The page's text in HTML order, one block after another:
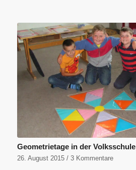
Geometrietage in der Volksschule
26. August 2015 / 3 Kommentare